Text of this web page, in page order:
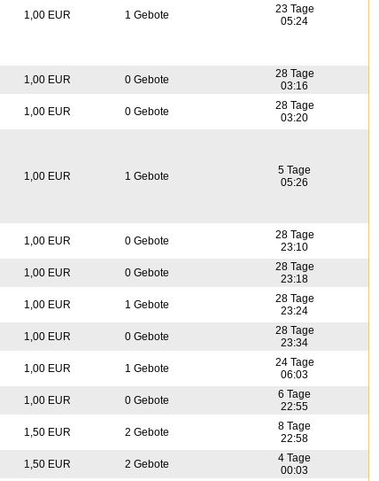
1,00 EUR 1 Gebote
23 Tage
05:24
1,00 EUR 0 Gebote
28 Tage
03:16
1,00 EUR 0 Gebote
28 Tage
03:20
1,00 EUR 1 Gebote
5 Tage
05:26
1,00 EUR 0 Gebote
28 Tage
23:10
1,00 EUR 0 Gebote
28 Tage
23:18
1,00 EUR 1 Gebote
28 Tage
23:24
1,00 EUR 0 Gebote
28 Tage
23:34
1,00 EUR 1 Gebote
24 Tage
06:03
1,00 EUR 0 Gebote
6 Tage
22:55
1,50 EUR 2 Gebote
8 Tage
22:58
1,50 EUR 2 Gebote
4 Tage
00:03